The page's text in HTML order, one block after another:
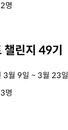
명
린지 49기
3월 9일 ~ 3월 23일
명